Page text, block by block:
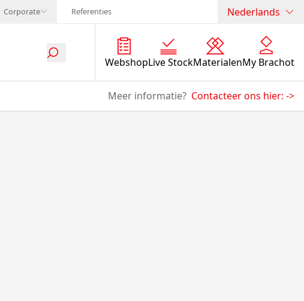
Corporate Referenties Nederlands
WebshopLive StockMaterialenMy Brachot
Meer informatie? Contacteer ons hier: ->